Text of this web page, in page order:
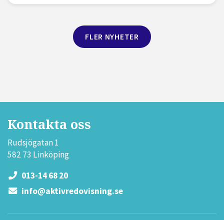
FLER NYHETER
Kontakta oss
Rudsjögatan 1
582 73 Linköping
013-14 68 20
info@aktivredovisning.se